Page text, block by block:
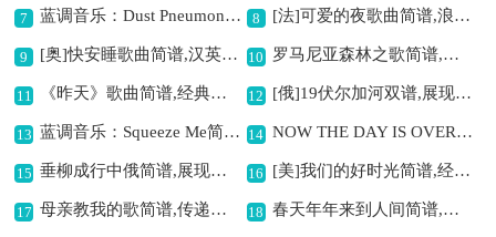
7 蓝调音乐：Dust Pneumonia Blues简谱,感受别样蓝调风情 8 [法]可爱的夜歌曲简谱,浪漫迷人的旋律
9 [奥]快安睡歌曲简谱,汉英对照很特别 10 罗马尼亚森林之歌简谱,展现独特异域风情
11 《昨天》歌曲简谱,经典的往昔旋律 12 [俄]19伏尔加河双谱,展现别样俄罗斯风情
13 蓝调音乐：Squeeze Me简谱,独特蓝调风格歌曲 14 NOW THE DAY IS OVER简谱,描绘夜晚宁静氛围
15 垂柳成行中俄简谱,展现别样风情 16 [美]我们的好时光简谱,经典双语歌曲
17 母亲教我的歌简谱,传递深情母爱 18 春天年年来到人间简谱,展现美好春日意境